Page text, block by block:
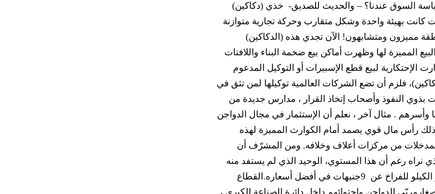
السوق عندنا؟ – والحديث للصديق- خذي (دكاكين)
كانت بهيئة واحدة وشكل متقارب وحركة تجارية متوازنة
مميزون ومتشابهون! الآن تجدي هذه (الدكاكين)
المميزة لها وظهرت أماكن بيع ضخمة البناء واللافتات
الإحتكارية لبيع قطع الإسبيرات أو التوكيل المدعوم
فلزم أن تضع الشركات العالمية توكيلها لمن تثق في
بذوي النفوذ وأصحاب إتخاذ القرار ، مدارس جديدة من
. مثال آخر ، نعلم أن الإستثمار في مجال الدواجن
رأس مال قوي يصمد أمام الكوارث المميزة لهذه
من مركزات أعلاف وخلافه. ومن المشرّف أن
نراه رغم أن هذا المستوي، الوحيد الذي لم يستفد منه
للفراخ عن
9جنيهات في أفضل أسعاره.القطاع
الدواجن وإحتوائهم داخل دائرة الصناعة الكبري ،